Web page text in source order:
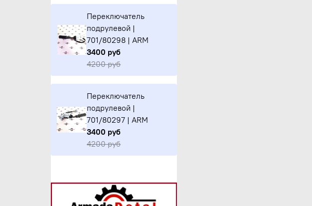
Переключатель
подрулевой |
701/80298 | ARM
3400 руб
4200 руб
Переключатель
подрулевой |
701/80297 | ARM
3400 руб
4200 руб